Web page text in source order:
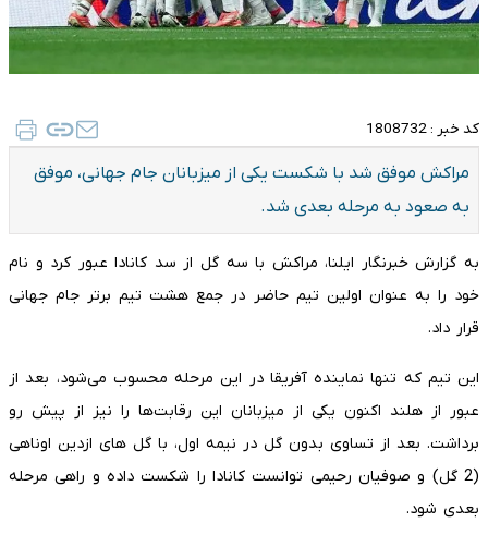
کد خبر : 1808732
مراکش موفق شد با شکست یکی از میزبانان جام جهانی، موفق
به صعود به مرحله بعدی شد.
به گزارش خبرنگار ایلنا، مراکش با سه گل از سد کانادا عبور کرد و نام
خود را به عنوان اولین تیم حاضر در جمع هشت تیم برتر جام جهانی
قرار داد.
این تیم که تنها نماینده آفریقا در این مرحله محسوب می‌شود، بعد از
عبور از هلند اکنون یکی از میزبانان این رقابت‌ها را نیز از پیش رو
برداشت. بعد از تساوی بدون گل در نیمه اول، با گل های ازدین اوناهی
(2 گل) و صوفیان رحیمی توانست کانادا را شکست داده و راهی مرحله
بعدی شود.